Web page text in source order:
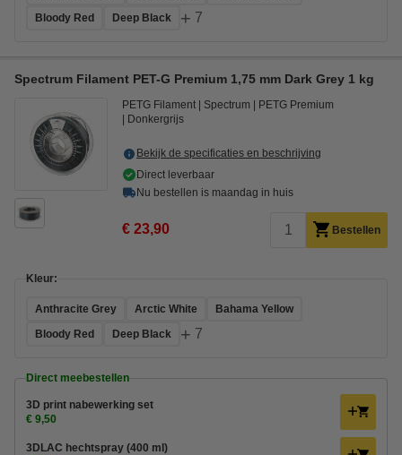
Bloody Red
Deep Black + 7
Spectrum Filament PET-G Premium 1,75 mm Dark Grey 1 kg
PETG Filament Spectrum
PETG Premium
Donkergrijs
Bekijk de specificaties en beschrijving
Direct leverbaar
Nu bestellen is maandag in huis
€ 23,90 Bestellen
Kleur:
Anthracite Grey Arctic White
Bahama Yellow
Bloody Red
Deep Black + 7
Direct meebestellen
3D print nabewerking set
€ 9,50
3DLAC hechtspray (400 ml)